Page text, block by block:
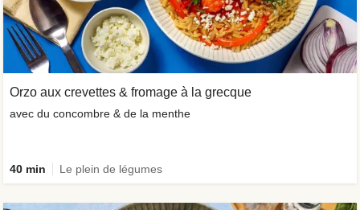
Orzo aux crevettes & fromage à la grecque
avec du concombre & de la menthe
40 min Le plein de légumes